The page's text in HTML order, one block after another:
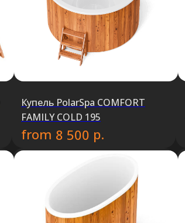
Купель PolarSpa COMFORT
FAMILY COLD 195
from 8 500 р.